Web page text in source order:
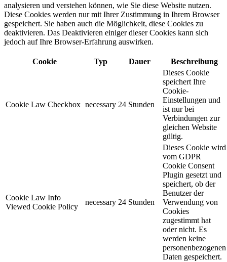
analysieren und verstehen können, wie Sie diese Website nutzen.
Diese Cookies werden nur mit Ihrer Zustimmung in Ihrem Browser
gespeichert. Sie haben auch die Möglichkeit, diese Cookies zu
deaktivieren. Das Deaktivieren einiger dieser Cookies kann sich
jedoch auf Ihre Browser-Erfahrung auswirken.
Cookie Typ Dauer Beschreibung
Cookie Law Checkbox necessary 24 Stunden
Dieses Cookie
speichert Ihre
Cookie-
Einstellungen und
ist nur bei
Verbindungen zur
gleichen Website
gültig.
Cookie Law Info
Viewed Cookie Policy
necessary 24 Stunden
Dieses Cookie wird
vom GDPR
Cookie Consent
Plugin gesetzt und
speichert, ob der
Benutzer der
Verwendung von
Cookies
zugestimmt hat
oder nicht. Es
werden keine
personenbezogenen
Daten gespeichert.